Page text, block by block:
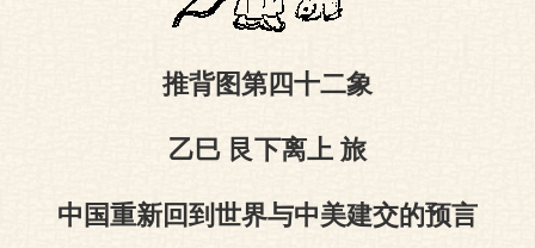
推背图第四十二象
乙巳 艮下离上 旅
中国重新回到世界与中美建交的预言